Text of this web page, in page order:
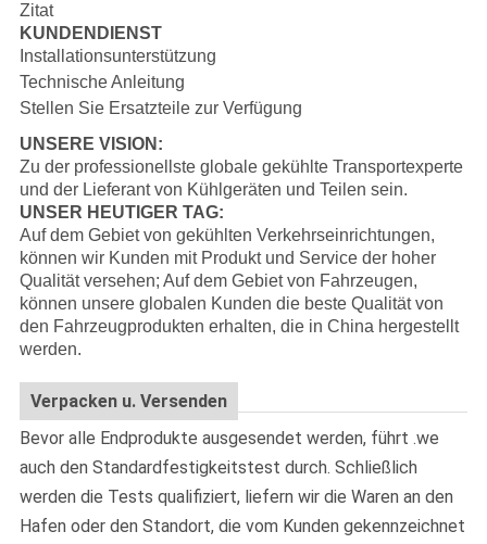
Zitat
KUNDENDIENST
Installationsunterstützung
Technische Anleitung
Stellen Sie Ersatzteile zur Verfügung
UNSERE VISION:
Zu der professionellste globale gekühlte Transportexperte
und der Lieferant von Kühlgeräten und Teilen sein.
UNSER HEUTIGER TAG:
Auf dem Gebiet von gekühlten Verkehrseinrichtungen,
können wir Kunden mit Produkt und Service der hoher
Qualität versehen; Auf dem Gebiet von Fahrzeugen,
können unsere globalen Kunden die beste Qualität von
den Fahrzeugprodukten erhalten, die in China hergestellt
werden.
Verpacken u. Versenden
Bevor alle Endprodukte ausgesendet werden, führt .we
auch den Standardfestigkeitstest durch. Schließlich
werden die Tests qualifiziert, liefern wir die Waren an den
Hafen oder den Standort, die vom Kunden gekennzeichnet